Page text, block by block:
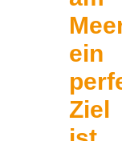
ein
Ziel